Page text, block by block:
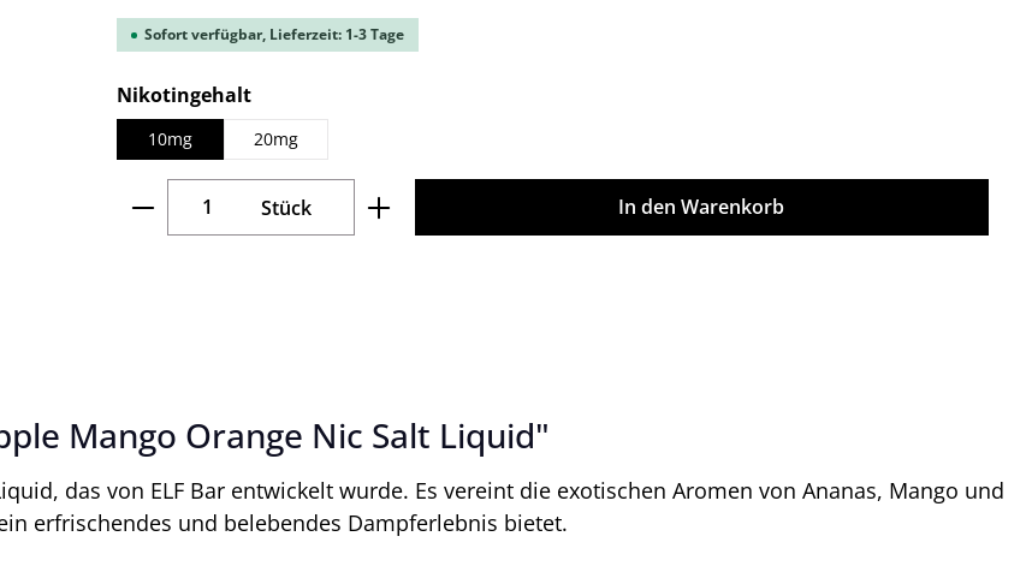
Sofort verfügbar, Lieferzeit: 1-3 Tage
Nikotingehaltauswählen
10mg 20mg
Produkt Anzahl: Gib den gewünschten Wert ein oder benutze die
Stück In den Warenkorb
Mango Orange Nic Salt Liquid"
das von ELF Bar entwickelt wurde. Es vereint die exotischen Aromen von Ananas, Mango und
erfrischendes und belebendes Dampferlebnis bietet.